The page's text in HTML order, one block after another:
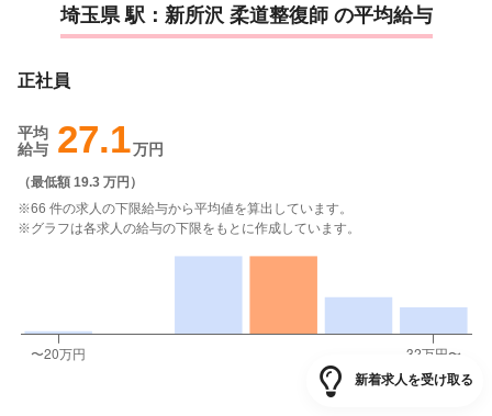
埼玉県 駅：新所沢 柔道整復師 の平均給与
正社員
平均
給与 27.1万円
（最低額 19.3 万円 ）
※66 件の求人の下限給与から平均値を算出しています。
※グラフは各求人の給与の下限をもとに作成しています。
新着求人を受け取る